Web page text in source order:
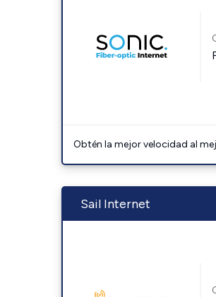
Obtén la mejor velocidad al
Sail Internet